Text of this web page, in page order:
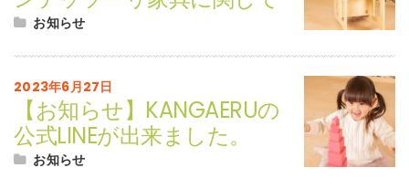
お知らせ
2023年6月27日
【お知らせ】KANGAERUの
公式LINEが出来ました。
お知らせ